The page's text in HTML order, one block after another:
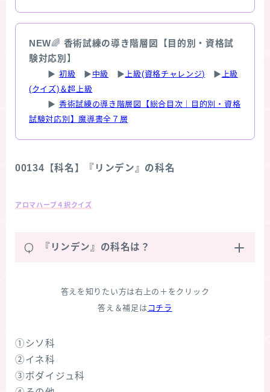
NEW🌈 香術試練の導き階層図【目的別・資格試
験対応別】
▶ 初級 ▶ 中級 ▶ 上級(資格チャレンジ) ▶ 上級
(クイズ)＆超上級
▶ 香術試練の導き階層図【総合目次｜目的別・資格
試験対応別】魔導書全７層
00134【科名】『リンデン』の科名
アロマハーブ４択クイズ
Q 『リンデン』の科名は？
答えを知りたい方は右上の＋をクリック
答え＆補足は コチラ
①シソ科
②イネ科
③ボダイジュ科